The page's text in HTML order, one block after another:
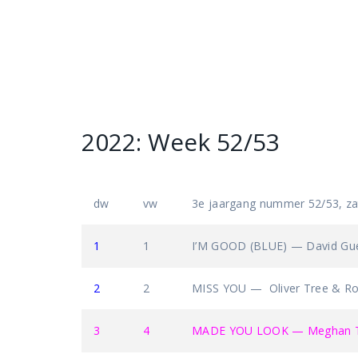
2022: Week 52/53
dw vw 3e jaargang nummer 52/53,
1 1 I’M GOOD (BLUE) — David
2 2 MISS YOU — Oliver Tree &
3 4 MADE YOU LOOK — Meghan